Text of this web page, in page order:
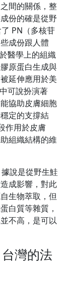
間的關係，整
份的確是從野
PN（多核苷
成份跟人體
醫學上的組織
原蛋白生成與
延伸應用於美
可說扮演著
協助皮膚細胞
定的支撐結
作用於皮膚
組織結構的維
說是從野生鮭
成影響，對此
生物萃取，但
白質等雜質，
不高，是可以
灣的法